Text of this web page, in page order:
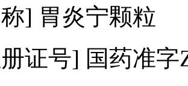
] 胃炎宁颗粒
证号] 国药准字